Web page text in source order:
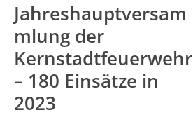
Jahreshauptversam
mlung der
Kernstadtfeuerwehr
– 180 Einsätze in
2023